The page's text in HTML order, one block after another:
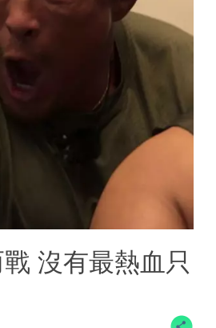
沒有最熱血只